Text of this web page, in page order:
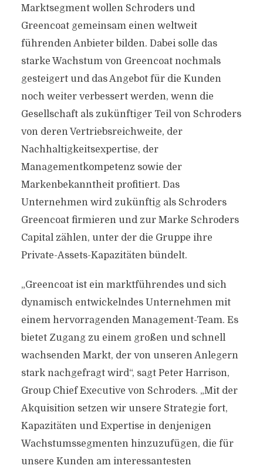
Marktsegment wollen Schroders und
Greencoat gemeinsam einen weltweit
führenden Anbieter bilden. Dabei solle das
starke Wachstum von Greencoat nochmals
gesteigert und das Angebot für die Kunden
noch weiter verbessert werden, wenn die
Gesellschaft als zukünftiger Teil von Schroders
von deren Vertriebsreichweite, der
Nachhaltigkeitsexpertise, der
Managementkompetenz sowie der
Markenbekanntheit profitiert. Das
Unternehmen wird zukünftig als Schroders
Greencoat firmieren und zur Marke Schroders
Capital zählen, unter der die Gruppe ihre
Private-Assets-Kapazitäten bündelt.
„Greencoat ist ein marktführendes und sich
dynamisch entwickelndes Unternehmen mit
einem hervorragenden Management-Team. Es
bietet Zugang zu einem großen und schnell
wachsenden Markt, der von unseren Anlegern
stark nachgefragt wird“, sagt Peter Harrison,
Group Chief Executive von Schroders. „Mit der
Akquisition setzen wir unsere Strategie fort,
Kapazitäten und Expertise in denjenigen
Wachstumssegmenten hinzuzufügen, die für
unsere Kunden am interessantesten